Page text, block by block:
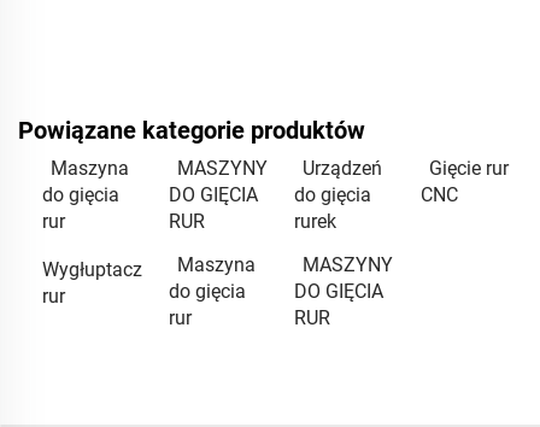
Powiązane kategorie produktów
Maszyna
do gięcia
rur
MASZYNY
DO GIĘCIA
RUR
Urządzeń
do gięcia
rurek
Gięcie rur
CNC
Wygłuptacz
rur
Maszyna
do gięcia
rur
MASZYNY
DO GIĘCIA
RUR